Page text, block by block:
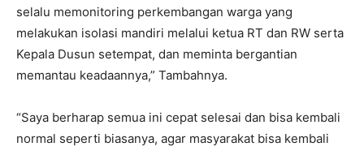
selalu memonitoring perkembangan warga yang
melakukan isolasi mandiri melalui ketua RT dan RW serta
Kepala Dusun setempat, dan meminta bergantian
memantau keadaannya,” Tambahnya.
“Saya berharap semua ini cepat selesai dan bisa kembali
normal seperti biasanya, agar masyarakat bisa kembali